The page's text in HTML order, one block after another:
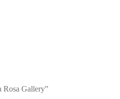
Rosa Gallery”